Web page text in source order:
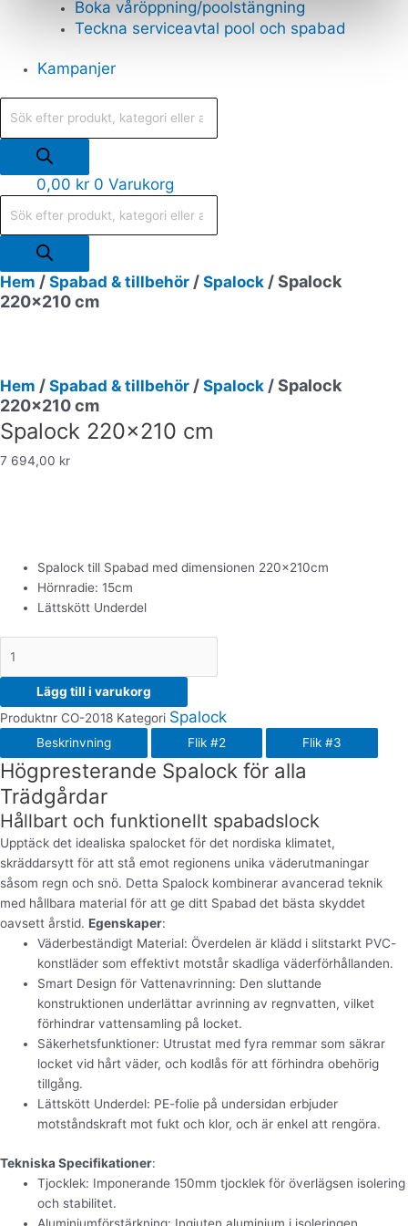
Boka våröppning/poolstängning
Teckna serviceavtal pool och spabad
Kampanjer
0,00 kr 0 Varukorg
Hem / Spabad & tillbehör / Spalock / Spalock
220×210 cm
Hem / Spabad & tillbehör / Spalock / Spalock
220×210 cm
Spalock 220×210 cm
7 694,00 kr
Spalock till Spabad med dimensionen 220x210cm
Hörnradie: 15cm
Lättskött Underdel
Lägg till i varukorg
Produktnr CO-2018 Kategori Spalock
Beskrinvning Flik #2 Flik #3
Högpresterande Spalock för alla
Trädgårdar
Hållbart och funktionellt spabadslock
Upptäck det idealiska spalocket för det nordiska klimatet,
skräddarsytt för att stå emot regionens unika väderutmaningar
såsom regn och snö. Detta Spalock kombinerar avancerad teknik
med hållbara material för att ge ditt Spabad det bästa skyddet
oavsett årstid. Egenskaper:
Väderbeständigt Material: Överdelen är klädd i slitstarkt PVC-
konstläder som effektivt motstår skadliga väderförhållanden.
Smart Design för Vattenavrinning: Den sluttande
konstruktionen underlättar avrinning av regnvatten, vilket
förhindrar vattensamling på locket.
Säkerhetsfunktioner: Utrustat med fyra remmar som säkrar
locket vid hårt väder, och kodlås för att förhindra obehörig
tillgång.
Lättskött Underdel: PE-folie på undersidan erbjuder
motståndskraft mot fukt och klor, och är enkel att rengöra.
Tekniska Specifikationer:
Tjocklek: Imponerande 150mm tjocklek för överlägsen isolering
och stabilitet.
Aluminiumförstärkning: Ingjuten aluminium i isoleringen